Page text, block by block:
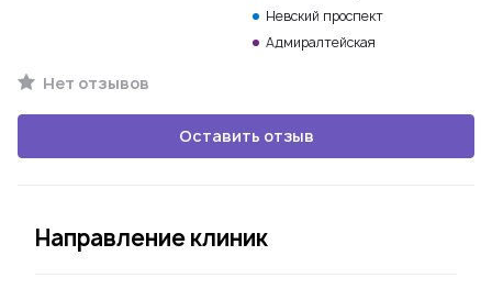
Невский проспект
Адмиралтейская
Нет отзывов
Оставить отзыв
Направление клиник